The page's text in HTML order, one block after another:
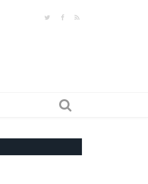
TwitterFacebook
RSS